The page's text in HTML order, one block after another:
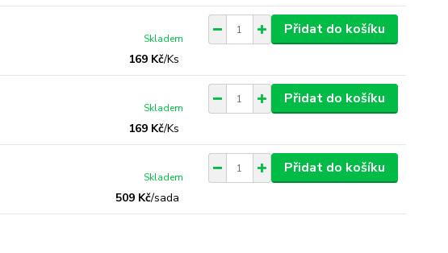
169 Kč/Ks
Skladem
Přidat do košíku
169 Kč/Ks
Skladem
Přidat do košíku
509 Kč/sada
Skladem
Přidat do košíku